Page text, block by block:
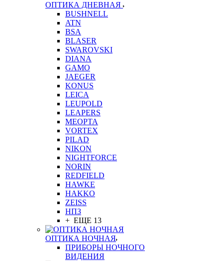
ОПТИКА ДНЕВНАЯ
BUSHNELL
ATN
BSA
BLASER
SWAROVSKI
DIANA
GAMO
JAEGER
KONUS
LEICA
LEUPOLD
LEAPERS
MEOPTA
VORTEX
PILAD
NIKON
NIGHTFORCE
NORIN
REDFIELD
HAWKE
HAKKO
ZEISS
НПЗ
+ ЕЩЕ 13
ОПТИКА НОЧНАЯ
ПРИБОРЫ НОЧНОГО
ВИДЕНИЯ